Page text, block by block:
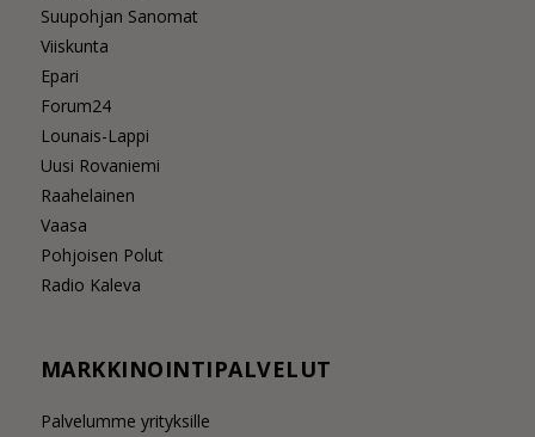
Suupohjan Sanomat
Viiskunta
Epari
Forum24
Lounais-Lappi
Uusi Rovaniemi
Raahelainen
Vaasa
Pohjoisen Polut
Radio Kaleva
MARKKINOINTIPALVELUT
Palvelumme yrityksille